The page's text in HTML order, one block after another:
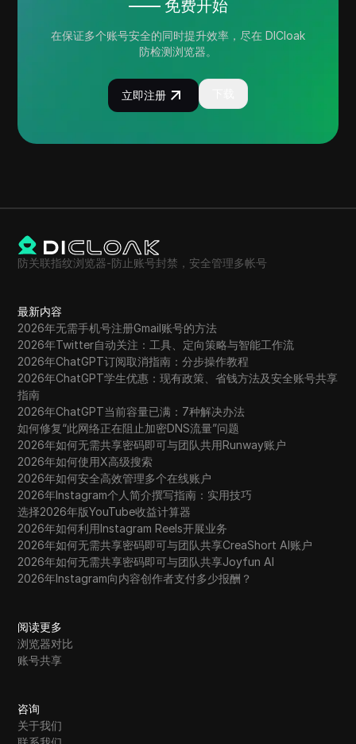
—— 免费开始
在保证多个账号安全的同时提升效率，尽在 DICloak
防检测浏览器。
立即注册
防关联指纹浏览器-防止账号封禁，安全管理多帐号
最新内容
2026年无需手机号注册Gmail账号的方法
2026年Twitter自动关注：工具、定向策略与智能工作流
2026年ChatGPT订阅取消指南：分步操作教程
2026年ChatGPT学生优惠：现有政策、省钱方法及安全账号共享
指南
2026年ChatGPT当前容量已满：7种解决办法
如何修复“此网络正在阻止加密DNS流量”问题
2026年如何无需共享密码即可与团队共用Runway账户
2026年如何使用X高级搜索
2026年如何安全高效管理多个在线账户
2026年Instagram个人简介撰写指南：实用技巧
选择2026年版YouTube收益计算器
2026年如何利用Instagram Reels开展业务
2026年如何无需共享密码即可与团队共享CreaShort AI账户
2026年如何无需共享密码即可与团队共享Joyfun AI
2026年Instagram向内容创作者支付多少报酬？
阅读更多
浏览器对比
账号共享
咨询
关于我们